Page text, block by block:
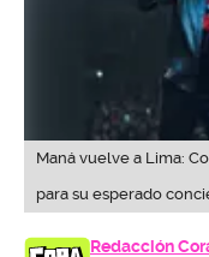
Maná vuelve a Lima:
para su esperado
Redacción